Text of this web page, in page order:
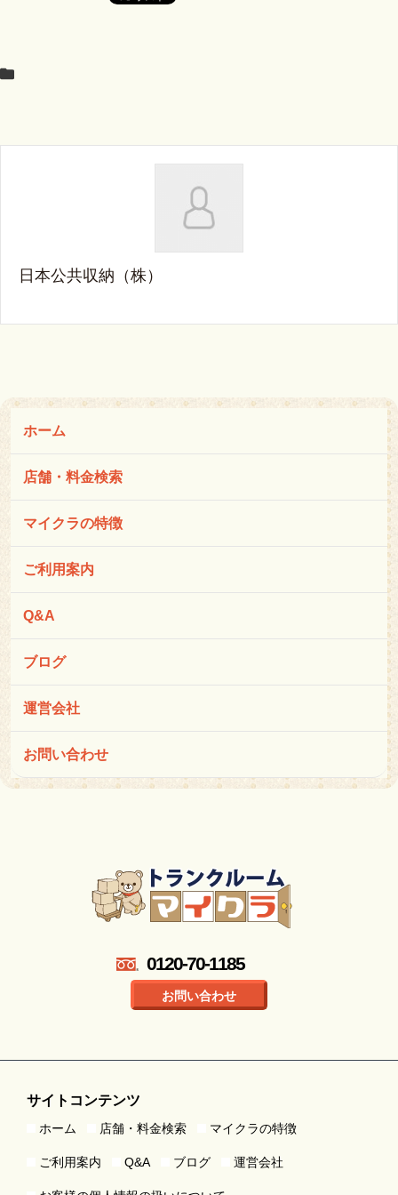
日本公共収納（株）
ホーム
店舗・料金検索
マイクラの特徴
ご利用案内
Q&A
ブログ
運営会社
お問い合わせ
0120-70-1185
お問い合わせ
サイトコンテンツ
ホーム 店舗・料金検索 マイクラの特徴
ご利用案内 Q&A ブログ 運営会社